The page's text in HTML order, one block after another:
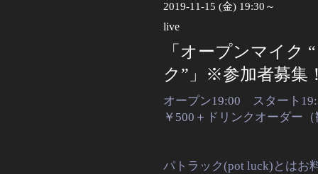
2019-11-15 (金) 19:30～
live
「オープンマイク
ク”」※参加者募集
オープン19:00 スタート
￥500＋ドリンクオーダー
パトラック(pot luck)とはお